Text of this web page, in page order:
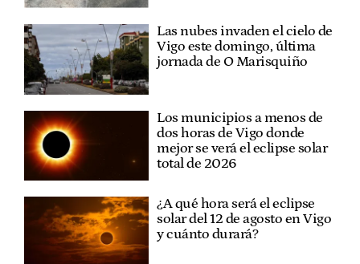
Las nubes invaden el cielo de
Vigo este domingo, última
jornada de O Marisquiño
Los municipios a menos de
dos horas de Vigo donde
mejor se verá el eclipse solar
total de 2026
¿A qué hora será el eclipse
solar del 12 de agosto en Vigo
y cuánto durará?